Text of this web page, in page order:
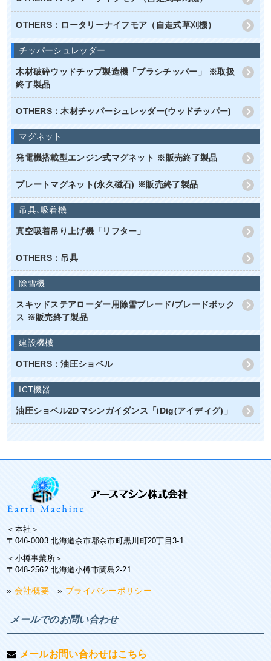
OTHERS：ロータリーナイフモア（自走式草刈機）
チッパーシュレッダー
木材破砕ウッドチップ製造機「ブラシチッパー」 ※取扱
終了製品
OTHERS：木材チッパーシュレッダー(ウッドチッパー)
マグネット
発電機搭載型エンジン式マグネット ※販売終了製品
プレートマグネット(永久磁石) ※販売終了製品
吊具､吸着機
真空吸着吊り上げ機「リフター」
OTHERS：吊具
除雪機
スキッドステアローダー用除雪ブレード/ブレードボック
ス ※販売終了製品
建設機械
OTHERS：油圧ショベル
ICT機器
油圧ショベル2Dマシンガイダンス「iDig(アイディグ)」
＜本社＞
〒046-0003 北海道余市郡余市町黒川町20丁目3-1
＜小樽事業所＞
〒048-2562 北海道小樽市蘭島2-21
» 会社概要 » プライバシーポリシー
メールでのお問い合わせ
メールお問い合わせはこちら